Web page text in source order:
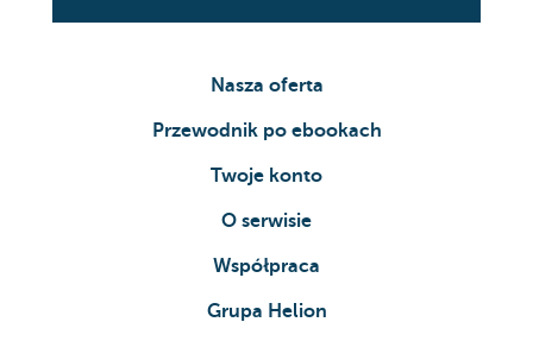
Nasza oferta
Przewodnik po ebookach
Twoje konto
O serwisie
Współpraca
Grupa Helion